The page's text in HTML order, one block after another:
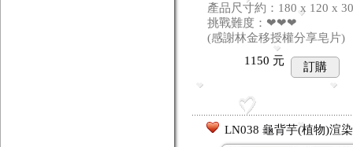
產品尺寸約：180 x 120 x
挑戰難度：❤❤❤
(感謝林金移授權分享皂片)
1150 元 訂購
LN038 龜背芋(植物)渲